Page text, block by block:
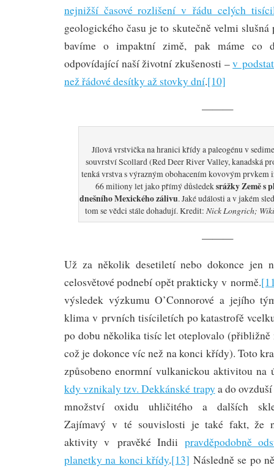
nejnižší časové rozlišení v řádu celých
geologického času je to skutečně velmi slušná
bavíme o impaktní zimě, pak máme co
odpovídající naší životní zkušenosti –v
než řádové desítky až stovky dní.[10]
———
Jílová vrstvička na hranici křídy a paleogénu v
souvrství Scollard (Red Deer River Valley, kanadská
tenká vrstva s výrazným obohacením kovovým prvkem
66 miliony let jako přímý důsledeksrážky Země s
dnešního Mexického zálivu. Jaké události a v jakém
tom se vědci stále dohadují. Kredit: Nick Longrich;
———
Už za několik desetiletí nebo dokonce jen
celosvětové podnebí opět prakticky v normě.
výsledek výzkumu O’Connorové a jejího
klima v prvních tisíciletích po katastrofě
po dobu několika tisíc let oteplovalo (přibližně
což je dokonce víc než na konci křídy). Toto
způsobeno enormní vulkanickou aktivitou na
kdy vznikaly tzv. Dekkánské trapy a do
množství oxidu uhličitého a dalších
Zajímavý v té souvislosti je také fakt, že
aktivity v pravěké Indii pravděpodobně
planetky na konci křídy.[13] Následně se po